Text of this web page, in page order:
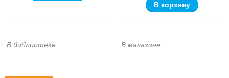
В корзину
В библиотеке В магазине